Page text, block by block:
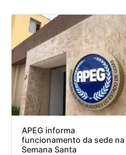
APEG informa
funcionamento da sede na
Semana Santa